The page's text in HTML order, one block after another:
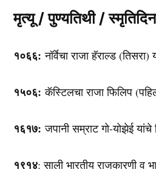
मृत्यू / पुण्यतिथी /
१०६६: नॉर्वेचा राजा हॅराल्ड
१५०६: कॅस्टिलचा राजा फिलिप
१६१७: जपानी सम्राट गो-योझेई यांचे
१९१४: साली भारतीय राजकारणी व